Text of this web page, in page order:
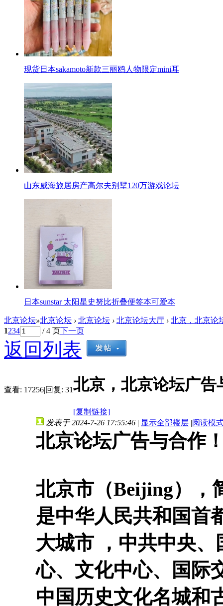
现货日本sakamoto新款三丽鸥人物限定mini耳
山东威海旅居房产高尔夫别墅120万游戏论坛
日本sunstar 太阳星史努比折叠便签本可爱本
北京论坛»北京论坛 › 北京论坛 › 北京论坛大厅 › 北京，北京论
1234 / 4 页下一页
返回列表
查看: 17256|回复: 31北京，北京论坛广告
[复制链接]
发表于 2024-7-26 17:55:46 | 显示全部楼层 |阅读模
北京论坛广告与合作
北京市（Beijing），
是中华人民共和国首
大城市 ，中共中央
心、文化中心、国际
中国历史文化名城和